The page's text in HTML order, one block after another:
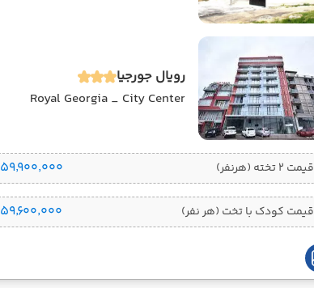
رویال جورجیا
Royal Georgia _ City Center
قیمت 2 تخته (هرنفر) ۵۹٬۹۰۰٬۰۰۰ تومان
قیمت کودک با تخت (هر نفر) ۵۹٬۶۰۰٬۰۰۰ تومان